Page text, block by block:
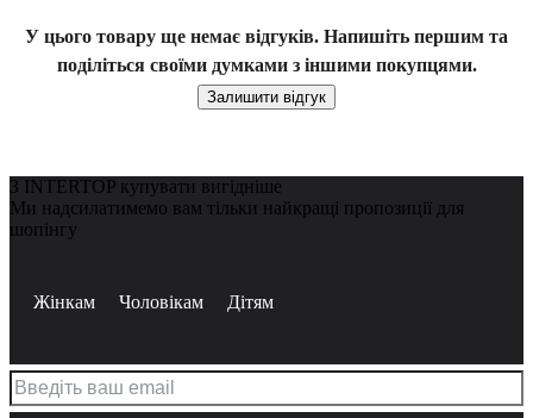
У цього товару ще немає відгуків. Напишіть першим та
поділіться своїми думками з іншими покупцями.
Залишити відгук
З INTERTOP купувати вигідніше
Ми надсилатимемо вам тільки найкращі пропозиції для
шопінгу
Жінкам Чоловікам Дітям